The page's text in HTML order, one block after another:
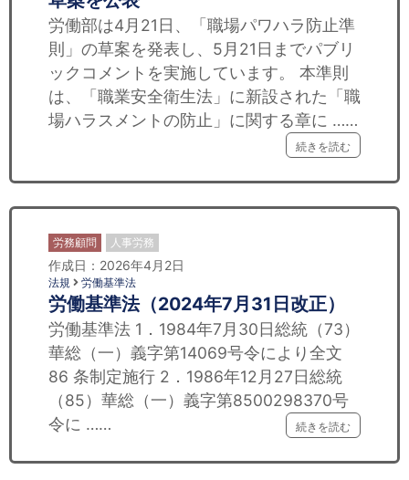
労働部は4月21日、「職場パワハラ防止準
則」の草案を発表し、5月21日までパブリ
ックコメントを実施しています。 本準則
は、「職業安全衛生法」に新設された「職
場ハラスメントの防止」に関する章に ……
続きを読む
労務顧問 人事労務
作成日：2026年4月2日
法規 労働基準法
労働基準法（2024年7月31日改正）
労働基準法 1．1984年7月30日総統（73）
華総（一）義字第14069号令により全文
86 条制定施行 2．1986年12月27日総統
（85）華総（一）義字第8500298370号
令に ……
続きを読む